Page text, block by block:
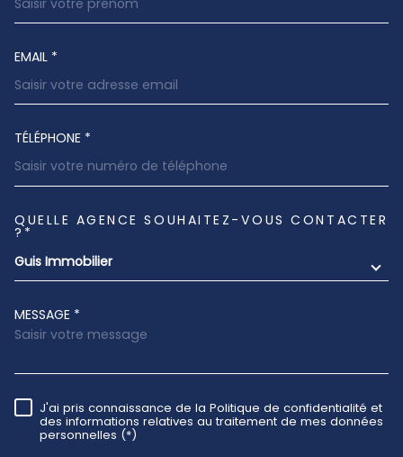
EMAIL *
TÉLÉPHONE *
TRAD_MELTEM_VOREDEMANDE
QUELLE AGENCE SOUHAITEZ-VOUS CONTACTER
?*
Guis Immobilier
MESSAGE *
RÈGLEMENTATION
J'ai pris connaissance de la Politique de confidentialité et
des informations relatives au traitement de mes données
personnelles (*)